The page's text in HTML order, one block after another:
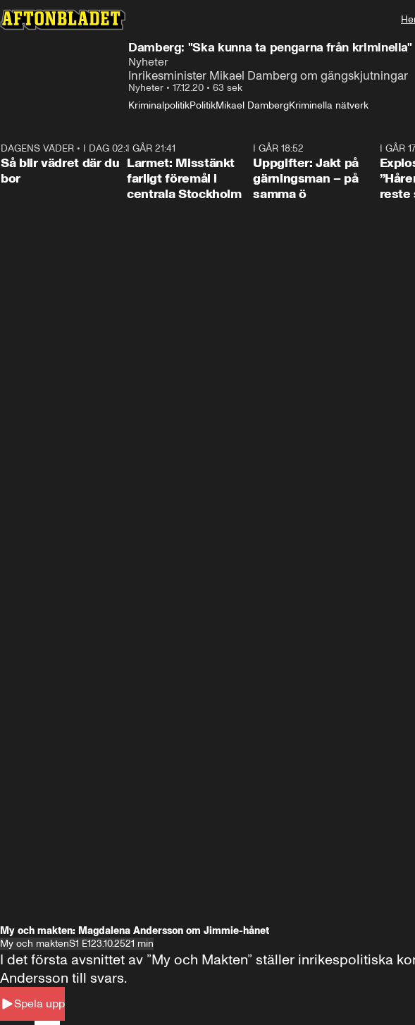
Damberg: "Ska kunna ta pengarna från kriminella"
Nyheter
Inrikesminister Mikael Damberg om gängskjutningar
Nyheter • 17.12.20 • 63 sek
KriminalpolitikPolitikMikael DambergKriminella nätverk
1:06
DAGENS VÄDER • I DAG 02:30
Så blir vädret där du
bor
I GÅR 21:41
Larmet: Misstänkt
farligt föremål i
centrala Stockholm
I GÅR 18:52
Uppgifter: Jakt på
gärningsman – på
samma ö
I GÅR
reste
My och makten: Magdalena Andersson om Jimmie-hånet
My och maktenS1 E123.10.2521 min
Spela upp
I det första avsnittet av ”My och Makten” ställer inrikespolitiska
Andersson till svars.